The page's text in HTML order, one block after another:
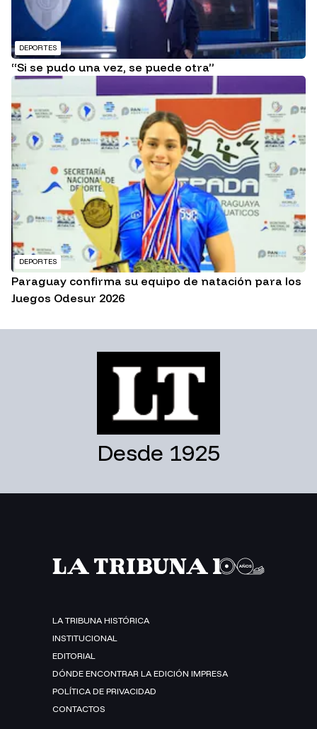
DEPORTES
“Si se pudo una vez, se puede otra”
DEPORTES
Paraguay confirma su equipo de natación para los
Juegos Odesur 2026
Desde 1925
LA TRIBUNA HISTÓRICA
INSTITUCIONAL
EDITORIAL
DÓNDE ENCONTRAR LA EDICIÓN IMPRESA
POLÍTICA DE PRIVACIDAD
CONTACTOS